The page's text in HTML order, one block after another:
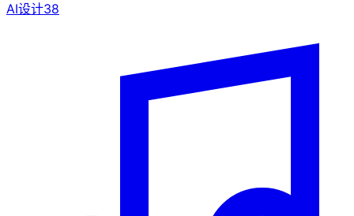
AI设计38